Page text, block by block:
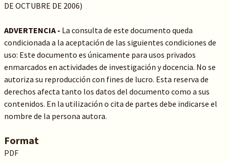
DE OCTUBRE DE 2006)
ADVERTENCIA - La consulta de este documento queda
condicionada a la aceptación de las siguientes condiciones de
uso: Este documento es únicamente para usos privados
enmarcados en actividades de investigación y docencia. No se
autoriza su reproducción con fines de lucro. Esta reserva de
derechos afecta tanto los datos del documento como a sus
contenidos. En la utilización o cita de partes debe indicarse el
nombre de la persona autora.
Format
PDF